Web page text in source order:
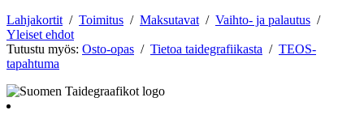
Lahjakortit / Toimitus / Maksutavat / Vaihto- ja palautus /
Yleiset ehdot
Tutustu myös: Osto-opas / Tietoa taidegrafiikasta / TEOS-
tapahtuma